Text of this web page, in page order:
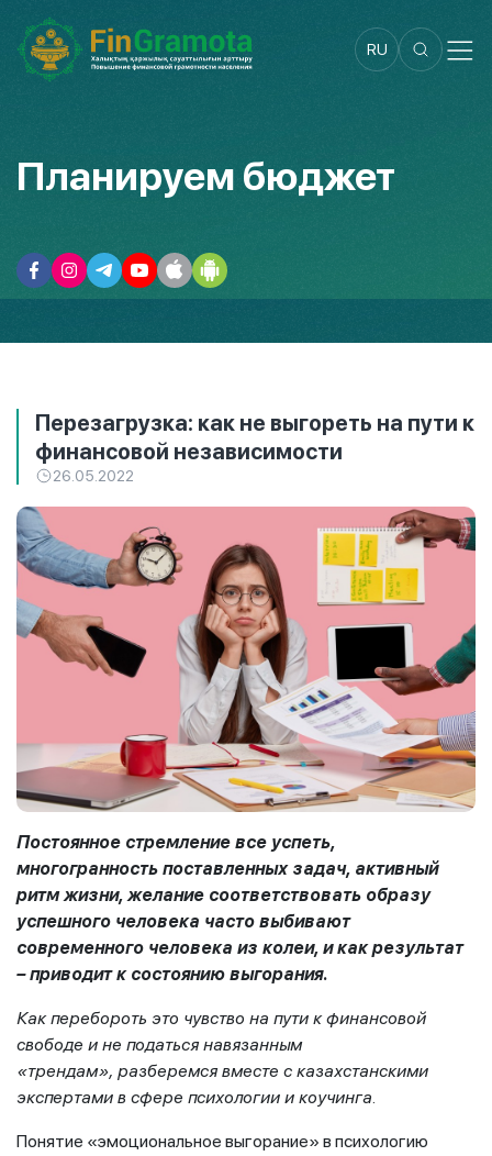
RU
Планируем бюджет
Перезагрузка: как не выгореть на пути к
финансовой независимости
26.05.2022
Постоянное стремление все успеть,
многогранность поставленных задач, активный
ритм жизни, желание соответствовать образу
успешного человека часто выбивают
современного человека из колеи, и как результат
– приводит к состоянию выгорания.
Как перебороть это чувство на пути к финансовой
свободе и не податься навязанным
«трендам», разберемся вместе с казахстанскими
экспертами в сфере психологии и коучинга.
Понятие «эмоциональное выгорание» в психологию